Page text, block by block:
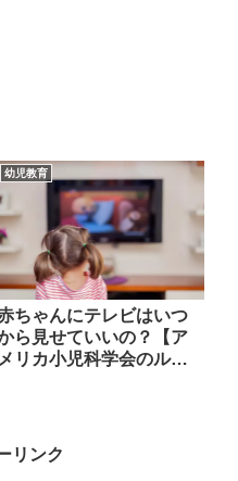
幼児教育
ちゃんにテレビはいつ
ら見せていいの？【ア
メリカ小児科学会のルー
リンク